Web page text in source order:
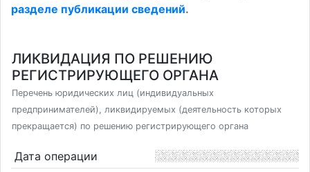
разделе публикации сведений.
ЛИКВИДАЦИЯ ПО РЕШЕНИЮ
РЕГИСТРИРУЮЩЕГО ОРГАНА
Перечень юридических лиц (индивидуальных
предпринимателей), ликвидируемых (деятельность которых
прекращается) по решению регистрирующего органа
Дата операции